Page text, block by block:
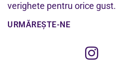
verighete pentru orice gust.
URMĂREȘTE-NE